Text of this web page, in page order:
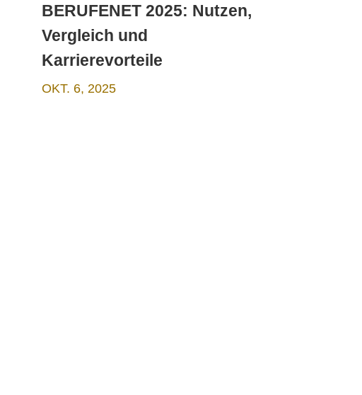
BERUFENET 2025: Nutzen,
Vergleich und
Karrierevorteile
OKT. 6, 2025